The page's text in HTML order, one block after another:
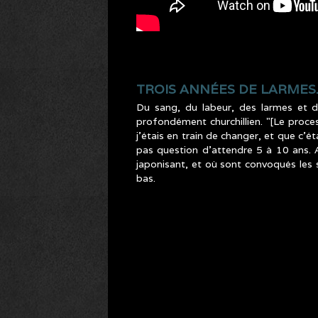
TROIS ANNÉES DE
Du sang, du labeur, des larmes et
profondément churchillien. "[Le
j’étais en train de changer, et que
pas question d’attendre 5 à 10
japonisant, et où sont convoqués les
bas.